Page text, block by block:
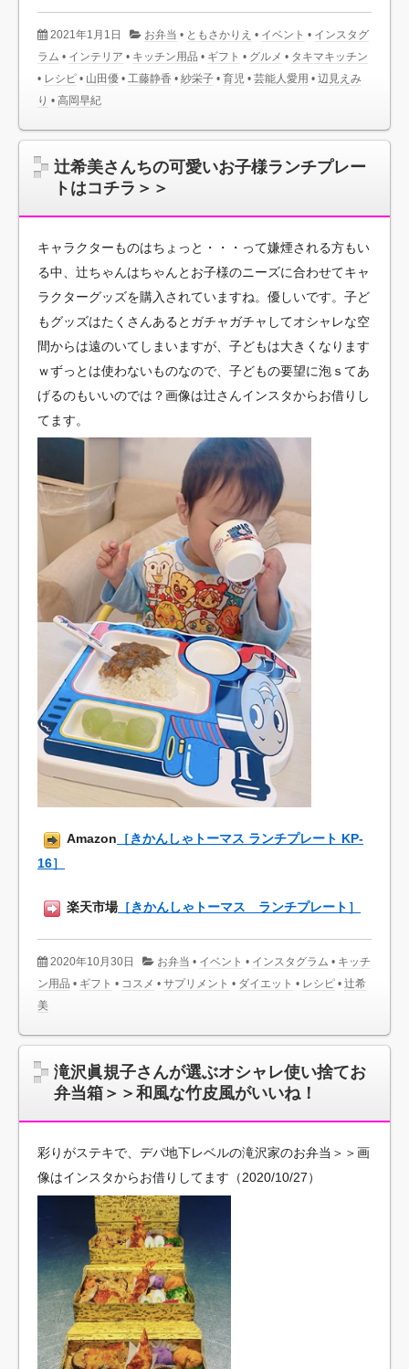
2021年1月1日 お弁当 • ともさかりえ • イベント • インスタグ
ラム • インテリア • キッチン用品 • ギフト • グルメ • タキマキッチン
• レシピ • 山田優 • 工藤静香 • 紗栄子 • 育児 • 芸能人愛用 • 辺見えみ
り • 高岡早紀
辻希美さんちの可愛いお子様ランチプレー
トはコチラ＞＞
キャラクターものはちょっと・・・って嫌煙される方もい
る中、辻ちゃんはちゃんとお子様のニーズに合わせてキャ
ラクターグッズを購入されていますね。優しいです。子ど
もグッズはたくさんあるとガチャガチャしてオシャレな空
間からは遠のいてしまいますが、子どもは大きくなります
ｗずっとは使わないものなので、子どもの要望に泡ｓてあ
げるのもいいのでは？画像は辻さんインスタからお借りし
てます。
Amazon ［きかんしゃトーマス ランチプレート KP-
16］
楽天市場［きかんしゃトーマス ランチプレート］
2020年10月30日 お弁当 • イベント • インスタグラム • キッチ
ン用品 • ギフト • コスメ • サプリメント • ダイエット • レシピ • 辻希
美
滝沢眞規子さんが選ぶオシャレ使い捨てお
弁当箱＞＞和風な竹皮風がいいね！
彩りがステキで、デパ地下レベルの滝沢家のお弁当＞＞画
像はインスタからお借りしてます（2020/10/27）